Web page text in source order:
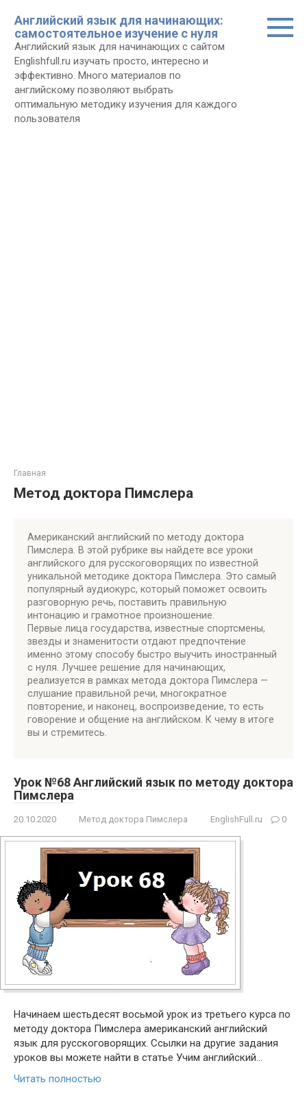
контенту
Английский язык для начинающих:
самостоятельное изучение с нуля
Английский язык для начинающих с сайтом
Еnglishfull.ru изучать просто, интересно и
эффективно. Много материалов по
английскому позволяют выбрать
оптимальную методику изучения для каждого
пользователя
Главная
Метод доктора Пимслера
Американский английский по методу доктора
Пимслера. В этой рубрике вы найдете все уроки
английского для русскоговорящих по известной
уникальной методике доктора Пимслера. Это самый
популярный аудиокурс, который поможет освоить
разговорную речь, поставить правильную
интонацию и грамотное произношение.
Первые лица государства, известные спортсмены,
звезды и знаменитости отдают предпочтение
именно этому способу быстро выучить иностранный
с нуля. Лучшее решение для начинающих,
реализуется в рамках метода доктора Пимслера —
слушание правильной речи, многократное
повторение, и наконец, воспроизведение, то есть
говорение и общение на английском. К чему в итоге
вы и стремитесь.
Урок №68 Английский язык по методу доктора
Пимслера
20.10.2020 Метод доктора Пимслера EnglishFull.ru 0
Начинаем шестьдесят восьмой урок из третьего курса по
методу доктора Пимслера американский английский
язык для русскоговорящих. Ссылки на другие задания
уроков вы можете найти в статье Учим английский…
Читать полностью